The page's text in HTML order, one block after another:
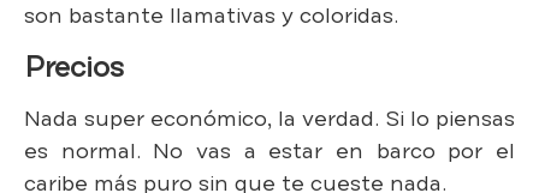
son bastante llamativas y coloridas.
Precios
Nada super económico, la verdad. Si lo piensas
es normal. No vas a estar en barco por el
caribe más puro sin que te cueste nada.